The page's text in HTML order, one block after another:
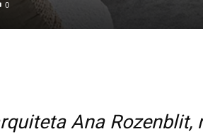
0
Ana Rozenblit,